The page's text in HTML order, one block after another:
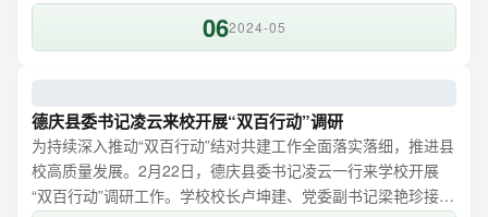
色制备工程技术研究中心，培养环保工程技术、环境监测、环
境治理、水处理等领域的技术与管理人才。产业对接。本专业
色低碳发展模式，构建宜居宜业宜游的优质生活圈。...
062024-05
德庆县委书记凌云来校开展“双百行动”调研
为持续深入推动“双百行动”结对共建工作全面落实落细，推进县
校高质量发展。2月22日，德庆县委书记凌云一行来学校开展
“双百行动”调研工作。学校校长卢坤建、党委副书记梁艳珍接待